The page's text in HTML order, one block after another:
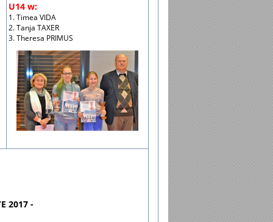
U14 w:
1. Timea VIDA
2. Tanja TAXER
3. Theresa PRIMUS
2017 -